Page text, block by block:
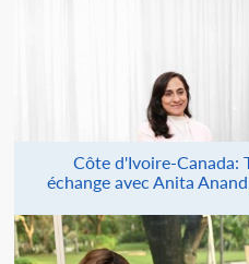
Côte d'Ivoire-Canada:
échange avec Anita